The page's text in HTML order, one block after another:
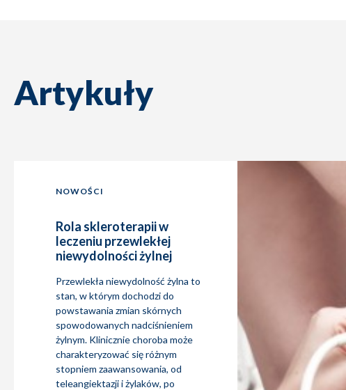
Artykuły
NOWOŚCI
Rola skleroterapii w
leczeniu przewlekłej
niewydolności żylnej
Przewlekła niewydolność żylna to
stan, w którym dochodzi do
powstawania zmian skórnych
spowodowanych nadciśnieniem
żylnym. Klinicznie choroba może
charakteryzować się różnym
stopniem zaawansowania, od
teleangiektazji i żylaków, po